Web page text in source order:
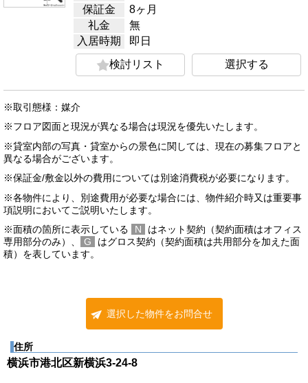
保証金
8ヶ月
礼金
無
入居時期
即日
検討リスト
選択する
※取引態様：媒介
※フロア図面と現況が異なる場合は現況を優先いたします。
※貸室内部の写真・貸室からの景色に関しては、現在の募集フロアと
異なる場合がございます。
※保証金/敷金以外の費用については別途消費税が必要になります。
※各物件により、別途費用が必要な場合には、物件紹介時又は重要事
項説明においてご説明いたします。
※面積の箇所に表示している
N
はネット契約（契約面積はオフィス
専用部分のみ）、
G
はグロス契約（契約面積は共用部分を加えた面
積）を表しています。
選択した物件をお問合せ
住所
横浜市港北区新横浜3-24-8